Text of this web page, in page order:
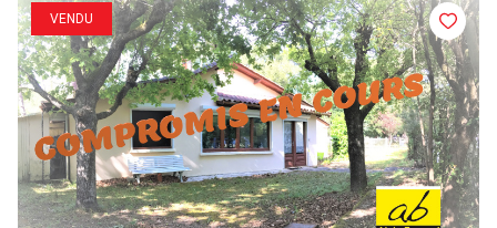
VENDU